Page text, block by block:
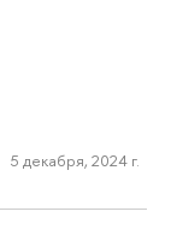
5 декабря, 2024 г.